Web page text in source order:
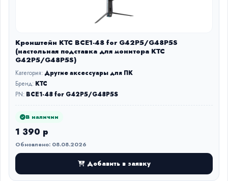
Кронштейн KTC BCE1-48 for G42P5/G48P5S
(настольная подставка для монитора KTC
G42P5/G48P5S)
Категория: Другие аксессуары для ПК
Бренд: KTC
PN: BCE1-48 for G42P5/G48P5S
В наличии
1 390 р
Обновлено: 08.08.2026
Добавить в заявку